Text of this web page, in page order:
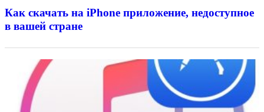
Как скачать на iPhone приложение, недоступное
в вашей стране